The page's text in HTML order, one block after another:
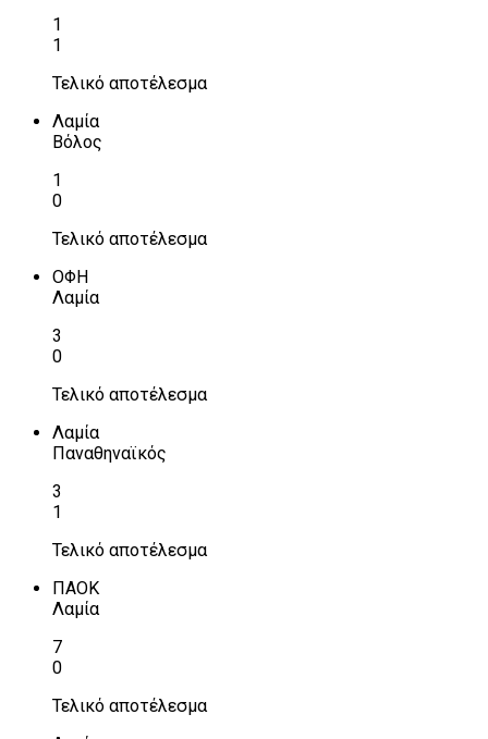
1
1
Τελικό αποτέλεσμα
Λαμία
Βόλος
1
0
Τελικό αποτέλεσμα
ΟΦΗ
Λαμία
3
0
Τελικό αποτέλεσμα
Λαμία
Παναθηναϊκός
3
1
Τελικό αποτέλεσμα
ΠΑΟΚ
Λαμία
7
0
Τελικό αποτέλεσμα